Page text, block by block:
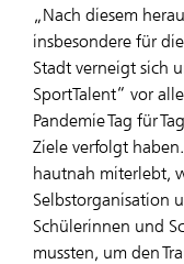
„Nach diesem
insbesondere für
Stadt verneigt sich
SportTalent“ vor
Pandemie Tag für
Ziele verfolgt
hautnah miterlebt,
Selbstorganisation
Schülerinnen und
mussten, um den